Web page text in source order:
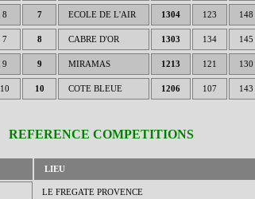
8 7 ECOLE DE L'AIR 1304 123 148
7 8 CABRE D'OR 1303 134 145
9 9 MIRAMAS 1213 121 130
10 10 COTE BLEUE 1206 107 143
REFERENCE COMPETITIONS
LIEU
LE FREGATE PROVENCE